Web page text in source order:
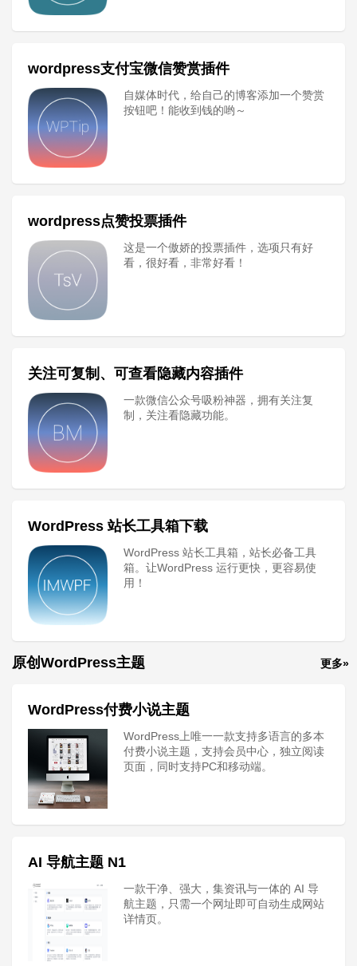
wordpress支付宝微信赞赏插件
自媒体时代，给自己的博客添加一个赞赏
按钮吧！能收到钱的哟～
wordpress点赞投票插件
这是一个傲娇的投票插件，选项只有好
看，很好看，非常好看！
关注可复制、可查看隐藏内容插件
一款微信公众号吸粉神器，拥有关注复
制，关注看隐藏功能。
WordPress 站长工具箱下载
WordPress 站长工具箱，站长必备工具
箱。让WordPress 运行更快，更容易使
用！
更多»
原创WordPress主题
WordPress付费小说主题
WordPress上唯一一款支持多语言的多本
付费小说主题，支持会员中心，独立阅读
页面，同时支持PC和移动端。
AI 导航主题 N1
一款干净、强大，集资讯与一体的 AI 导
航主题，只需一个网址即可自动生成网站
详情页。